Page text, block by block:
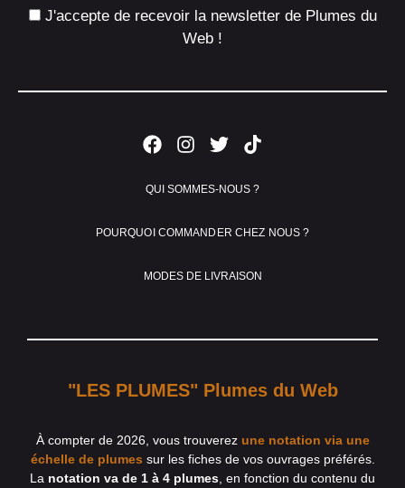
J'accepte de recevoir la newsletter de Plumes du
Web !
QUI SOMMES-NOUS ?
POURQUOI COMMANDER CHEZ NOUS ?
MODES DE LIVRAISON
"LES PLUMES" Plumes du Web
À compter de 2026, vous trouverez une notation via une
échelle de plumes sur les fiches de vos ouvrages préférés.
La notation va de 1 à 4 plumes , en fonction du contenu du